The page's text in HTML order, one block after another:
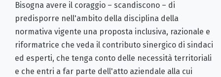
Bisogna avere il coraggio – scandiscono – di
predisporre nell'ambito della disciplina della
normativa vigente una proposta inclusiva, razionale e
riformatrice che veda il contributo sinergico di sindaci
ed esperti, che tenga conto delle necessità territoriali
e che entri a far parte dell'atto aziendale alla cui